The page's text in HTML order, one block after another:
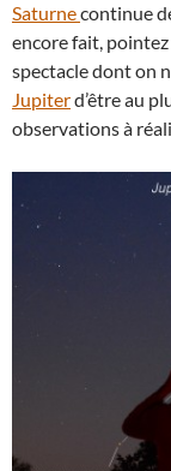
Saturnecontinue
encore fait,
spectacle dont on
Jupiterd’être au
observations à